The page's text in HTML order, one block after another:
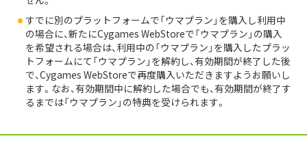
すでに別のプラットフォームで「ウマプラン」を購入し利用中
の場合に、新たにCygames WebStoreで「ウマプラン」の購入
を希望される場合は、利用中の「ウマプラン」を購入したプラッ
トフォームにて「ウマプラン」を解約し、有効期間が終了した後
で、Cygames WebStoreで再度購入いただきますようお願いし
ます。なお、有効期間中に解約した場合でも、有効期間が終了す
るまでは「ウマプラン」の特典を受けられます。